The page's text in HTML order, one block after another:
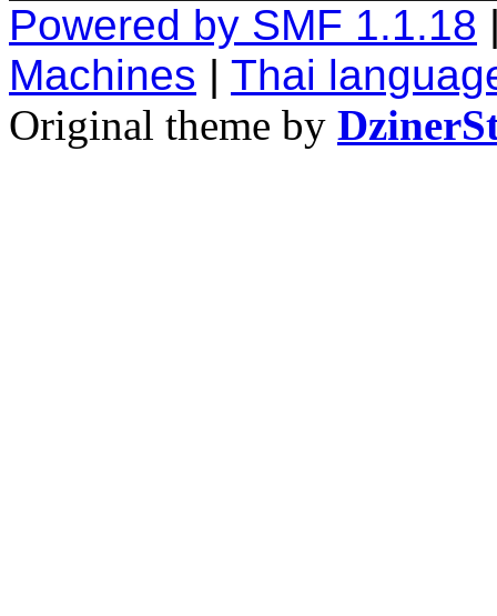
Powered by SMF 1.1.18
Machines | Thai
Original theme by